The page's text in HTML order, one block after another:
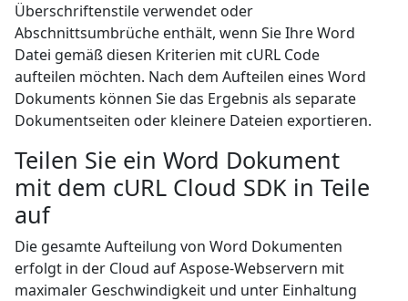
Überschriftenstile verwendet oder
Abschnittsumbrüche enthält, wenn Sie Ihre Word
Datei gemäß diesen Kriterien mit cURL Code
aufteilen möchten. Nach dem Aufteilen eines Word
Dokuments können Sie das Ergebnis als separate
Dokumentseiten oder kleinere Dateien exportieren.
Teilen Sie ein Word Dokument
mit dem cURL Cloud SDK in Teile
auf
Die gesamte Aufteilung von Word Dokumenten
erfolgt in der Cloud auf Aspose-Webservern mit
maximaler Geschwindigkeit und unter Einhaltung